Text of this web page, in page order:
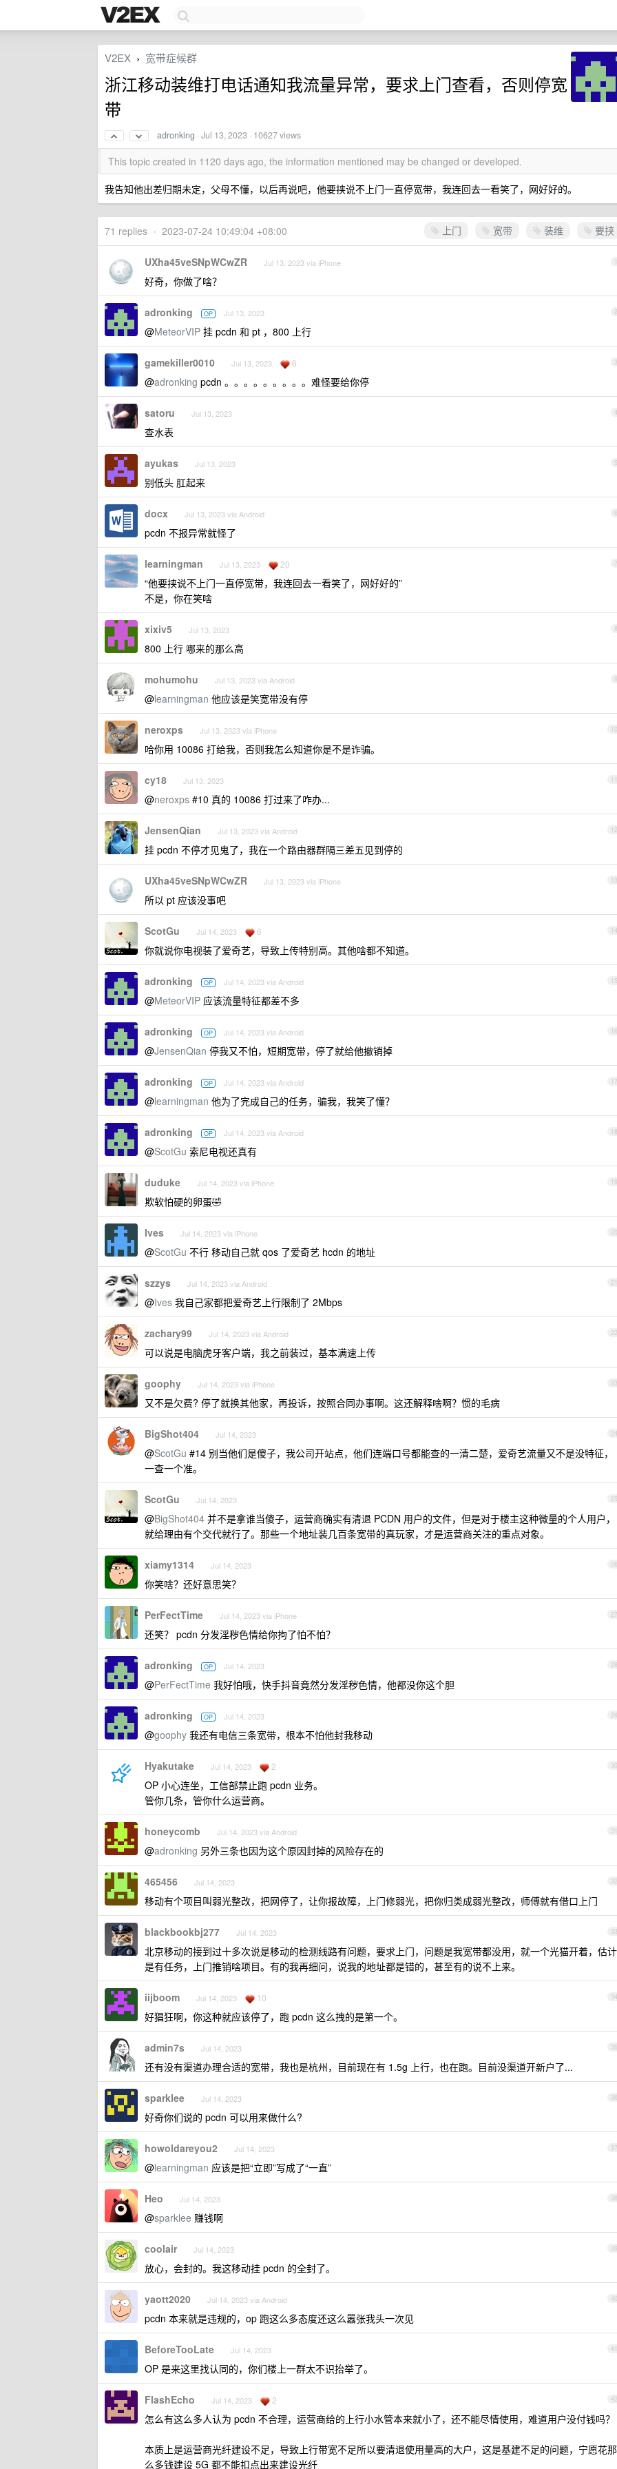
V2EX › 宽带症候群
浙江移动装维打电话通知我流量异常，要求上门查看，否则停宽
带
adronking ·Jul 13, 2023 · 10627 views
This topic created in 1120 days ago, the information mentioned may be changed or developed.
我告知他出差归期未定，父母不懂，以后再说吧，他要挟说不上门一直停宽带，我连回去一看笑了，网好好的。
上门 宽带 装维 要挟
71 replies • 2023-07-24 10:49:04 +08:00
1
UXha45veSNpWCwZR Jul 13, 2023 via iPhone
好奇，你做了啥？
2
adronking OP Jul 13, 2023
@MeteorVIP 挂 pcdn 和 pt ，800 上行
3
gamekiller0010 Jul 13, 2023 6
@adronking pcdn 。。。。。。。。。难怪要给你停
4
satoru Jul 13, 2023
查水表
5
ayukas Jul 13, 2023
别低头 肛起来
6
docx Jul 13, 2023 via Android
pcdn 不报异常就怪了
7
learningman Jul 13, 2023 20
“他要挟说不上门一直停宽带，我连回去一看笑了，网好好的”
不是，你在笑啥
8
xixiv5 Jul 13, 2023
800 上行 哪来的那么高
9
mohumohu Jul 13, 2023 via Android
@learningman 他应该是笑宽带没有停
10
neroxps Jul 13, 2023 via iPhone
哈你用 10086 打给我，否则我怎么知道你是不是诈骗。
11
cy18 Jul 13, 2023
@neroxps #10 真的 10086 打过来了咋办...
12
JensenQian Jul 13, 2023 via Android
挂 pcdn 不停才见鬼了，我在一个路由器群隔三差五见到停的
13
UXha45veSNpWCwZR Jul 13, 2023 via iPhone
所以 pt 应该没事吧
14
ScotGu Jul 14, 2023 6
你就说你电视装了爱奇艺，导致上传特别高。其他啥都不知道。
15
adronking OP Jul 14, 2023 via Android
@MeteorVIP 应该流量特征都差不多
16
adronking OP Jul 14, 2023 via Android
@JensenQian 停我又不怕，短期宽带，停了就给他撤销掉
17
adronking OP Jul 14, 2023 via Android
@learningman 他为了完成自己的任务，骗我，我笑了懂？
18
adronking OP Jul 14, 2023 via Android
@ScotGu 索尼电视还真有
19
duduke Jul 14, 2023 via iPhone
欺软怕硬的卵蛋🤣
20
Ives Jul 14, 2023 via iPhone
@ScotGu 不行 移动自己就 qos 了爱奇艺 hcdn 的地址
21
szzys Jul 14, 2023 via Android
@Ives 我自己家都把爱奇艺上行限制了 2Mbps
22
zachary99 Jul 14, 2023 via Android
可以说是电脑虎牙客户端，我之前装过，基本满速上传
23
goophy Jul 14, 2023 via iPhone
又不是欠费? 停了就换其他家，再投诉，按照合同办事啊。这还解释啥啊？惯的毛病
24
BigShot404 Jul 14, 2023
@ScotGu #14 别当他们是傻子，我公司开站点，他们连端口号都能查的一清二楚，爱奇艺流量又不是没特征，
一查一个准。
25
ScotGu Jul 14, 2023
@BigShot404 并不是拿谁当傻子，运营商确实有清退 PCDN 用户的文件，但是对于楼主这种微量的个人用户，
就给理由有个交代就行了。那些一个地址装几百条宽带的真玩家，才是运营商关注的重点对象。
26
xiamy1314 Jul 14, 2023
你笑啥？还好意思笑？
27
PerFectTime Jul 14, 2023 via iPhone
还笑？ pcdn 分发淫秽色情给你拘了怕不怕？
28
adronking OP Jul 14, 2023
@PerFectTime 我好怕哦，快手抖音竟然分发淫秽色情，他都没你这个胆
29
adronking OP Jul 14, 2023
@goophy 我还有电信三条宽带，根本不怕他封我移动
30
Hyakutake Jul 14, 2023 2
OP 小心连坐，工信部禁止跑 pcdn 业务。
管你几条，管你什么运营商。
31
honeycomb Jul 14, 2023 via Android
@adronking 另外三条也因为这个原因封掉的风险存在的
32
465456 Jul 14, 2023
移动有个项目叫弱光整改，把网停了，让你报故障，上门修弱光，把你归类成弱光整改，师傅就有借口上门
33
blackbookbj277 Jul 14, 2023
北京移动的接到过十多次说是移动的检测线路有问题，要求上门，问题是我宽带都没用，就一个光猫开着，估计
是有任务，上门推销啥项目。有的我再细问，说我的地址都是错的，甚至有的说不上来。
34
iijboom Jul 14, 2023 10
好猖狂啊，你这种就应该停了，跑 pcdn 这么拽的是第一个。
35
admin7s Jul 14, 2023
还有没有渠道办理合适的宽带，我也是杭州，目前现在有 1.5g 上行，也在跑。目前没渠道开新户了...
36
sparklee Jul 14, 2023
好奇你们说的 pcdn 可以用来做什么?
37
howoldareyou2 Jul 14, 2023
@learningman 应该是把“立即”写成了“一直”
38
Heo Jul 14, 2023
@sparklee 赚钱啊
39
coolair Jul 14, 2023
放心，会封的。我这移动挂 pcdn 的全封了。
40
yaott2020 Jul 14, 2023 via Android
pcdn 本来就是违规的，op 跑这么多态度还这么嚣张我头一次见
41
BeforeTooLate Jul 14, 2023
OP 是来这里找认同的，你们楼上一群太不识抬举了。
42
FlashEcho Jul 14, 2023 2
怎么有这么多人认为 pcdn 不合理，运营商给的上行小水管本来就小了，还不能尽情使用，难道用户没付钱吗？
本质上是运营商光纤建设不足，导致上行带宽不足所以要清退使用量高的大户，这是基建不足的问题，宁愿花那
么多钱建设 5G 都不能扣点出来建设光纤